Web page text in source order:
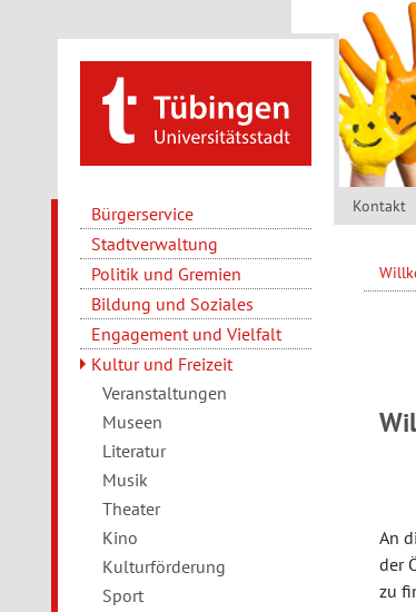
Bürgerservice
Stadtverwaltung
Politik und Gremien
Bildung und Soziales
Engagement und Vielfalt
Kultur und Freizeit
Veranstaltungen
Museen
Literatur
Musik
Theater
Kino
Kulturförderung
Sport
Kontakt
An
der
zu